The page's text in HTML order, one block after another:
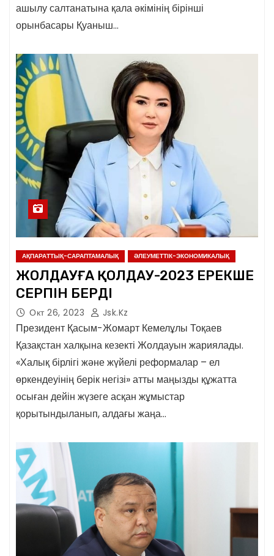
ашылу салтанатына қала әкімінің бірінші
орынбасары Қуаныш…
АҚПАРАТТЫҚ-САРАПТАМАЛЫҚ ӘЛЕУМЕТТІК-ЭКОНОМИКАЛЫҚ
ЖОЛДАУҒА ҚОЛДАУ-2023 ЕРЕКШЕ
СЕРПІН БЕРДІ
Окт 26, 2023 Jsk.kz
Президент Қасым-Жомарт Кемелұлы Тоқаев
Қазақстан халқына кезекті Жолдауын жариялады.
«Халық бірлігі және жүйелі реформалар – ел
өркендеуінің берік негізі» атты маңызды құжатта
осыған дейін жүзеге асқан жұмыстар
қорытындыланып, алдағы жаңа…